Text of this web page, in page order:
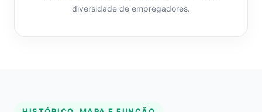
diversidade de empregadores.